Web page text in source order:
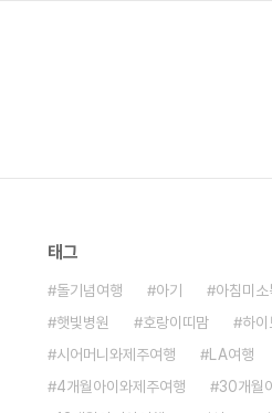
태그
돌기념여행 아기 아침미
햇빛병원
호랑이띠맘 하
시어머니와제주여행
LA여행
4개월아이와제주여행
30개월